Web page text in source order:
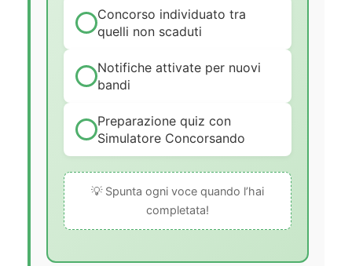
Concorso individuato tra
quelli non scaduti
Notifiche attivate per nuovi
bandi
Preparazione quiz con
Simulatore Concorsando
💡 Spunta ogni voce quando l’hai
completata!